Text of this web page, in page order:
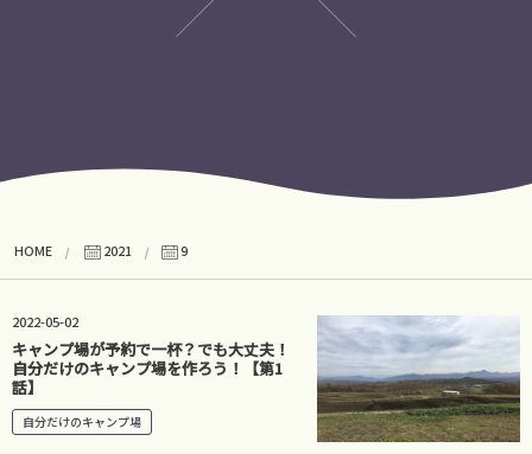
HOME 2021 9
2022-05-02
キャンプ場が予約で一杯？でも大丈夫！
自分だけのキャンプ場を作ろう！【第1
話】
自分だけのキャンプ場